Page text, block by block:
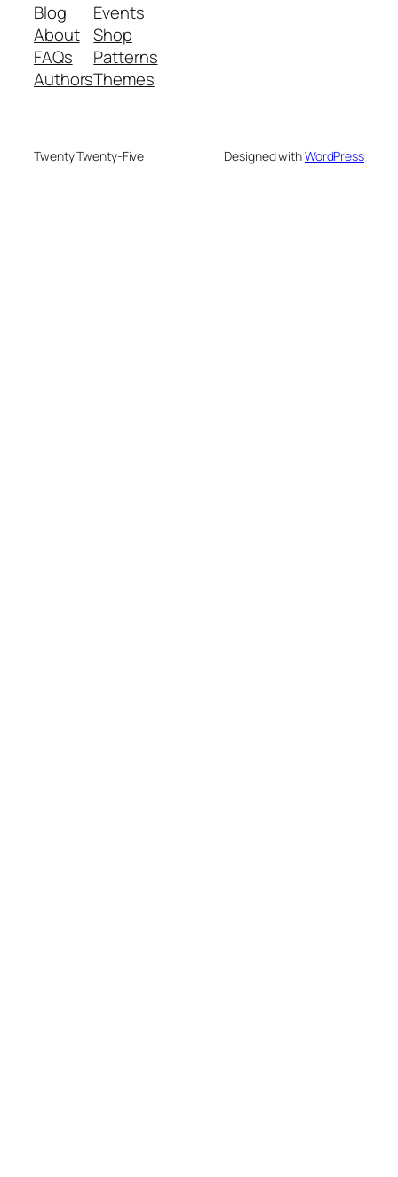
Blog
About
FAQs
Authors
Events
Shop
Patterns
Themes
Twenty Twenty-Five Designed withWordPress